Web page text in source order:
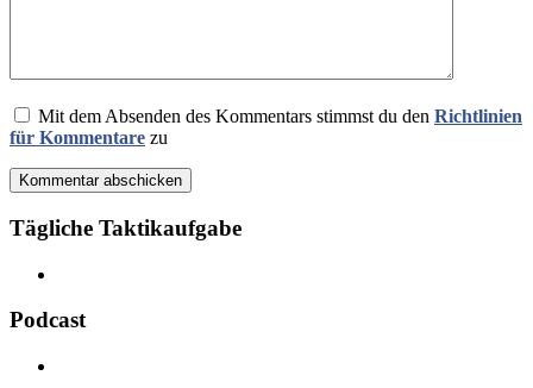
Mit dem Absenden des Kommentars stimmst du den Richtlinien
für Kommentare zu
Kommentar abschicken
Tägliche Taktikaufgabe
Podcast